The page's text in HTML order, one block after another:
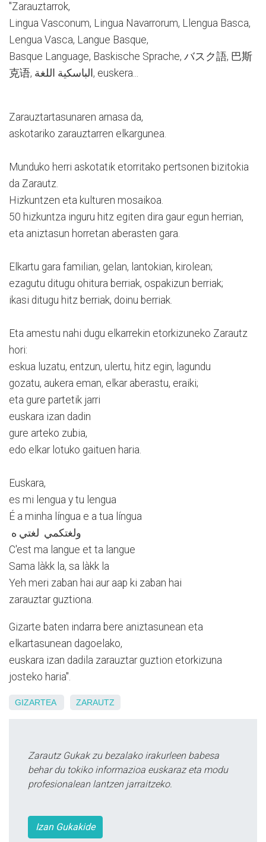
"Zarauztarrok,
Lingua Vasconum, Lingua Navarrorum, Llengua Basca,
Lengua Vasca, Langue Basque,
Basque Language, Baskische Sprache, バスク語, 巴斯
克语, الباسكية اللغة, euskera...
Zarauztartasunaren arnasa da,
askotariko zarauztarren elkargunea.
Munduko herri askotatik etorritako pertsonen bizitokia
da Zarautz.
Hizkuntzen eta kulturen mosaikoa.
50 hizkuntza inguru hitz egiten dira gaur egun herrian,
eta aniztasun horretan aberasten gara.
Elkartu gara familian, gelan, lantokian, kirolean;
ezagutu ditugu ohitura berriak, ospakizun berriak;
ikasi ditugu hitz berriak, doinu berriak.
Eta amestu nahi dugu elkarrekin etorkizuneko Zarautz
hori:
eskua luzatu, entzun, ulertu, hitz egin, lagundu
gozatu, aukera eman, elkar aberastu, eraiki;
eta gure partetik jarri
euskara izan dadin
gure arteko zubia,
edo elkar lotuko gaituen haria.
Euskara,
es mi lengua y tu lengua
É a minha língua e a tua língua
ولغتكمي لغتي ه
C'est ma langue et ta langue
Sama làkk la, sa làkk la
Yeh meri zaban hai aur aap ki zaban hai
zarauztar guztiona.
Gizarte baten indarra bere aniztasunean eta
elkartasunean dagoelako,
euskara izan dadila zarauztar guztion etorkizuna
josteko haria".
GIZARTEA ZARAUTZ
Zarautz Gukak zu bezalako irakurleen babesa
behar du tokiko informazioa euskaraz eta modu
profesionalean lantzen jarraitzeko.
Izan Gukakide